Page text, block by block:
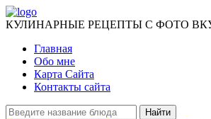
КУЛИНАРНЫЕ РЕЦЕПТЫ С ФОТО
Главная
Обо мне
Карта Сайта
Контакты сайта